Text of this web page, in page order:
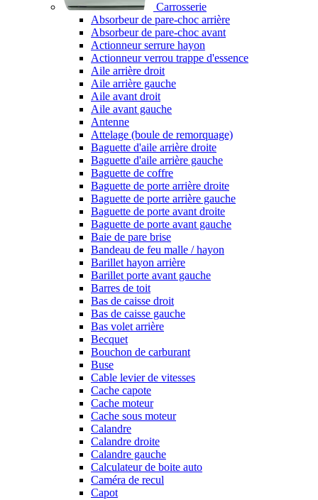
Carrosserie
Absorbeur de pare-choc arrière
Absorbeur de pare-choc avant
Actionneur serrure hayon
Actionneur verrou trappe d'essence
Aile arrière droit
Aile arrière gauche
Aile avant droit
Aile avant gauche
Antenne
Attelage (boule de remorquage)
Baguette d'aile arrière droite
Baguette d'aile arrière gauche
Baguette de coffre
Baguette de porte arrière droite
Baguette de porte arrière gauche
Baguette de porte avant droite
Baguette de porte avant gauche
Baie de pare brise
Bandeau de feu malle / hayon
Barillet hayon arrière
Barillet porte avant gauche
Barres de toit
Bas de caisse droit
Bas de caisse gauche
Bas volet arrière
Becquet
Bouchon de carburant
Buse
Cable levier de vitesses
Cache capote
Cache moteur
Cache sous moteur
Calandre
Calandre droite
Calandre gauche
Calculateur de boite auto
Caméra de recul
Capot